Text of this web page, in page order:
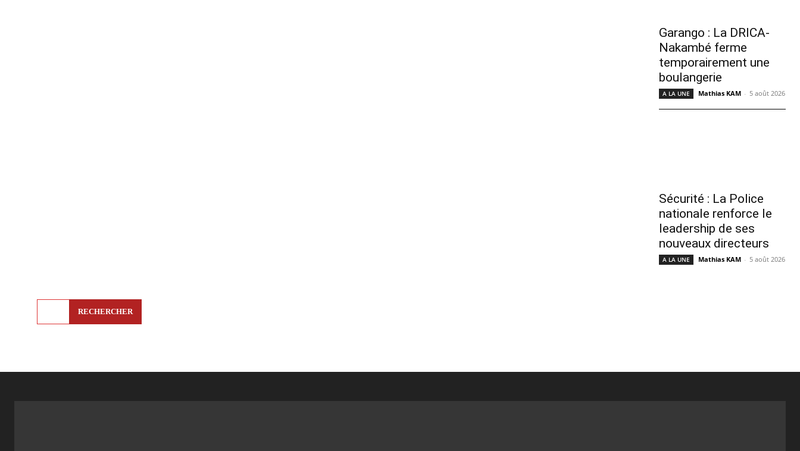
RECHERCHER
Garango : La DRICA-
Nakambé ferme
temporairement une
boulangerie
A LA UNE Mathias KAM - 5 août 2026
Sécurité : La Police
nationale renforce le
leadership de ses
nouveaux directeurs
A LA UNE Mathias KAM - 5 août 2026